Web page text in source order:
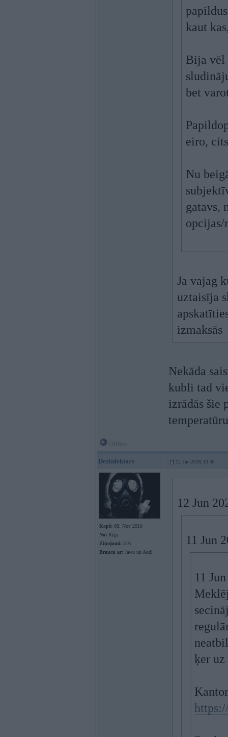
kaut
Bija vēl
bet
eiro,
Nu
gatavs,
opcijas/
Ja vajag
uztaisīja
izmaksās
Nekāda
kubli tad
izrādās šie
Dezinfektors 12. Jun 2026, 13:36
Kopš: 08. Nov 2010
No: Rīga
Ziņojumi: 516
Braucu ar: Jawu un Audi
12 Jun
11 Jun
11
ķer